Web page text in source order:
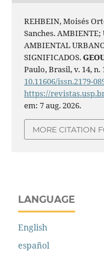
REHBEIN, Moisés
Sanches. AMBIENTE;
AMBIENTAL
SIGNIFICADOS.
Paulo, Brasil, v. 14, n.
10.11606/issn.2179-
https://
em: 7 aug. 2026.
MORE CITATION
LANGUAGE
English
español